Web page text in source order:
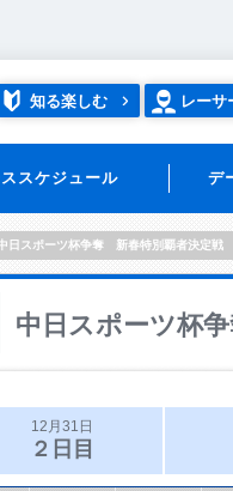
知る楽しむ レーサ
スケジュール デ
日スポーツ杯争奪 新春特別覇者決定戦
中日スポーツ杯
12月31日
２日目